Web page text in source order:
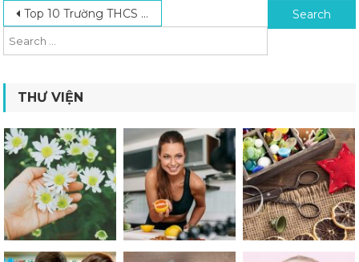
Post navigation
Top 10 Trường THCS Quốc Tế Tại TPHCM Tốt Nhất Hiện Nay Search for:
THƯ VIỆN